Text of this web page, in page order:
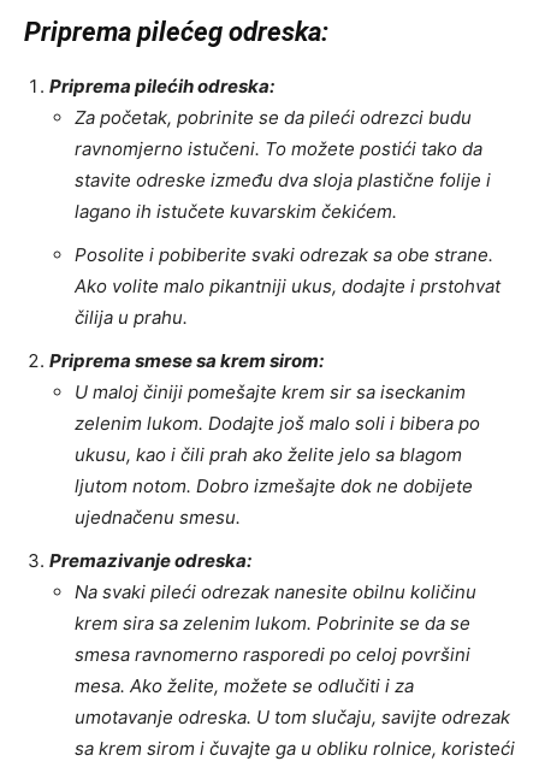
Priprema pilećeg odreska:
Priprema pilećih odreska:
Za početak, pobrinite se da pileći odrezci budu
ravnomjerno istučeni. To možete postići tako da
stavite odreske između dva sloja plastične folije i
lagano ih istučete kuvarskim čekićem.
Posolite i pobiberite svaki odrezak sa obe strane.
Ako volite malo pikantniji ukus, dodajte i prstohvat
čilija u prahu.
Priprema smese sa krem sirom:
U maloj činiji pomešajte krem sir sa iseckanim
zelenim lukom. Dodajte još malo soli i bibera po
ukusu, kao i čili prah ako želite jelo sa blagom
ljutom notom. Dobro izmešajte dok ne dobijete
ujednačenu smesu.
Premazivanje odreska:
Na svaki pileći odrezak nanesite obilnu količinu
krem sira sa zelenim lukom. Pobrinite se da se
smesa ravnomerno rasporedi po celoj površini
mesa. Ako želite, možete se odlučiti i za
umotavanje odreska. U tom slučaju, savijte odrezak
sa krem sirom i čuvajte ga u obliku rolnice, koristeći